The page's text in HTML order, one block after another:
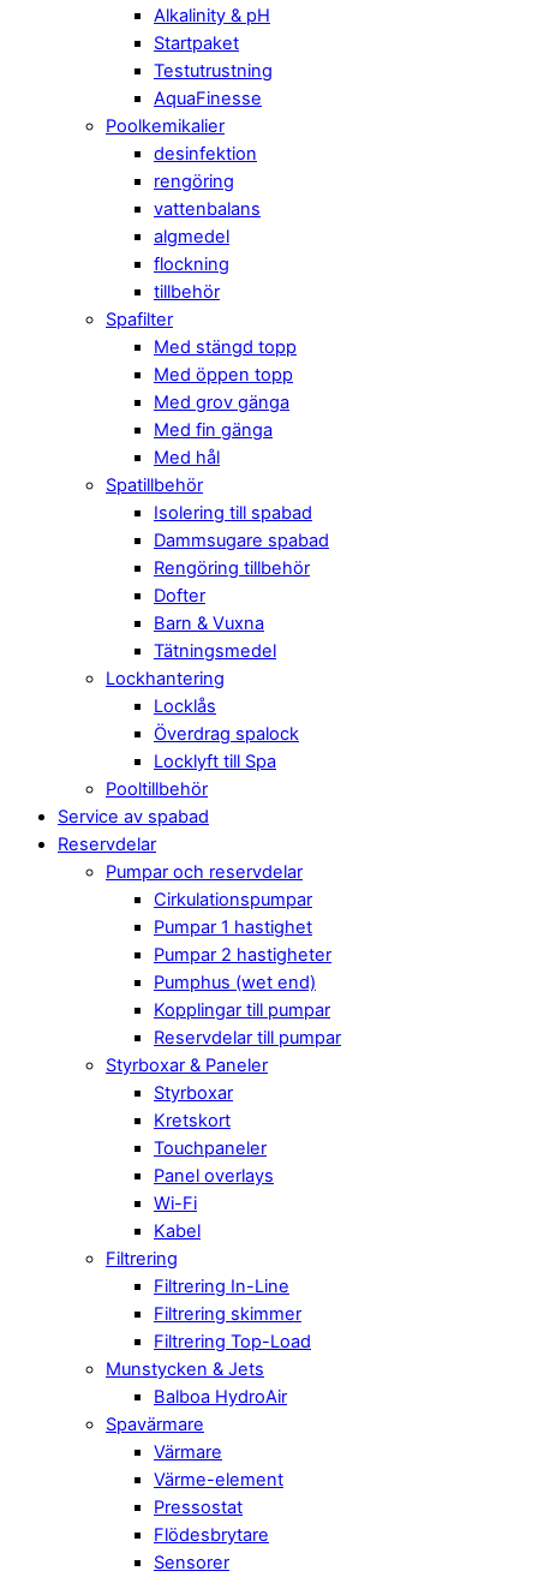
Alkalinity & pH
Startpaket
Testutrustning
AquaFinesse
Poolkemikalier
desinfektion
rengöring
vattenbalans
algmedel
flockning
tillbehör
Spafilter
Med stängd topp
Med öppen topp
Med grov gänga
Med fin gänga
Med hål
Spatillbehör
Isolering till spabad
Dammsugare spabad
Rengöring tillbehör
Dofter
Barn & Vuxna
Tätningsmedel
Lockhantering
Locklås
Överdrag spalock
Locklyft till Spa
Pooltillbehör
Service av spabad
Reservdelar
Pumpar och reservdelar
Cirkulationspumpar
Pumpar 1 hastighet
Pumpar 2 hastigheter
Pumphus (wet end)
Kopplingar till pumpar
Reservdelar till pumpar
Styrboxar & Paneler
Styrboxar
Kretskort
Touchpaneler
Panel overlays
Wi-Fi
Kabel
Filtrering
Filtrering In-Line
Filtrering skimmer
Filtrering Top-Load
Munstycken & Jets
Balboa HydroAir
Spavärmare
Värmare
Värme-element
Pressostat
Flödesbrytare
Sensorer